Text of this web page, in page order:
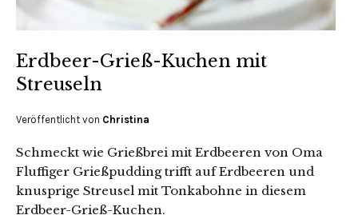
Erdbeer-Grieß-Kuchen mit
Streuseln
Veröffentlicht von Christina
Schmeckt wie Grießbrei mit Erdbeeren von Oma
Fluffiger Grießpudding trifft auf Erdbeeren und
knusprige Streusel mit Tonkabohne in diesem
Erdbeer-Grieß-Kuchen.